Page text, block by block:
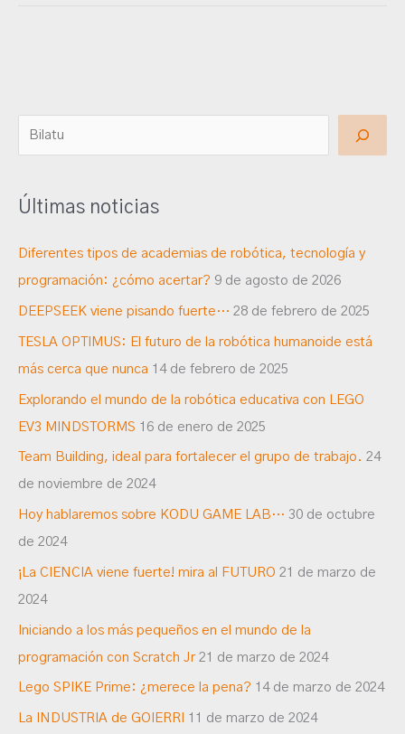
u
c
Últimas noticias
Diferentes tipos de academias de robótica, tecnología y
programación: ¿cómo acertar? 9 de agosto de 2026
DEEPSEEK viene pisando fuerte… 28 de febrero de 2025
TESLA OPTIMUS: El futuro de la robótica humanoide está
más cerca que nunca 14 de febrero de 2025
Explorando el mundo de la robótica educativa con LEGO
EV3 MINDSTORMS 16 de enero de 2025
Team Building, ideal para fortalecer el grupo de trabajo. 24
de noviembre de 2024
Hoy hablaremos sobre KODU GAME LAB… 30 de octubre
de 2024
¡La CIENCIA viene fuerte! mira al FUTURO 21 de marzo de
2024
Iniciando a los más pequeños en el mundo de la
programación con Scratch Jr 21 de marzo de 2024
Lego SPIKE Prime: ¿merece la pena? 14 de marzo de 2024
La INDUSTRIA de GOIERRI 11 de marzo de 2024